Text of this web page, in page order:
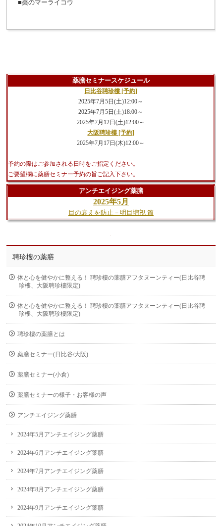
■棗のマーライコウ
薬膳セミナースケジュール
日比谷聘珍樓 [予約]
2025年7月5日(土)12:00～
2025年7月5日(土)18:00～
2025年7月12日(土)12:00～
大阪聘珍樓 [予約]
2025年7月17日(木)12:00～
予約の際はご参加される日時をご指定ください。
ご要望欄に薬膳セミナー予約の旨ご記入下さい。
アンチエイジング薬膳
2025年5月
目の衰えを防止－明目増視 篇
聘珍樓の薬膳
体と心を健やかに整える！ 聘珍樓の薬膳アフタヌーンティー(日比谷聘
珍樓、大阪聘珍樓限定)
体と心を健やかに整える！ 聘珍樓の薬膳アフタヌーンティー(日比谷聘
珍樓、大阪聘珍樓限定)
聘珍樓の薬膳とは
薬膳セミナー(日比谷/大阪)
薬膳セミナー(小倉)
薬膳セミナーの様子・お客様の声
アンチエイジング薬膳
2024年5月アンチエイジング薬膳
2024年6月アンチエイジング薬膳
2024年7月アンチエイジング薬膳
2024年8月アンチエイジング薬膳
2024年9月アンチエイジング薬膳